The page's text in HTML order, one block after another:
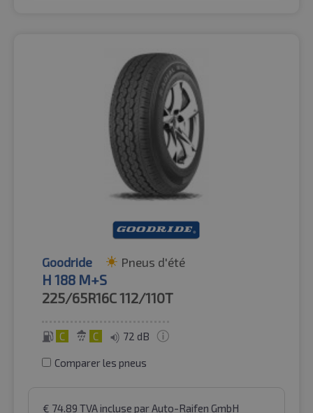
Goodride Pneus d'été
H 188 M+S
225/65R16C112/110T
C C 72 dB
Comparer les pneus
€ 74.89 TVA incluse par Auto-Raifen GmbH